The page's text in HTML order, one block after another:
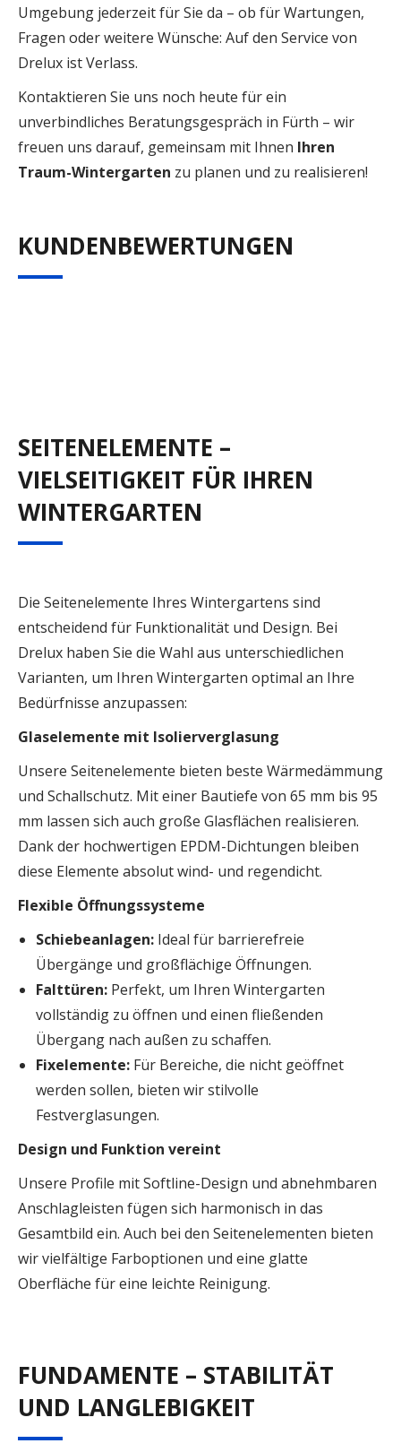
Umgebung jederzeit für Sie da – ob für Wartungen,
Fragen oder weitere Wünsche: Auf den Service von
Drelux ist Verlass.
Kontaktieren Sie uns noch heute für ein
unverbindliches Beratungsgespräch in Fürth – wir
freuen uns darauf, gemeinsam mit Ihnen Ihren
Traum-Wintergarten zu planen und zu realisieren!
KUNDENBEWERTUNGEN
SEITENELEMENTE –
VIELSEITIGKEIT FÜR IHREN
WINTERGARTEN
Die Seitenelemente Ihres Wintergartens sind
entscheidend für Funktionalität und Design. Bei
Drelux haben Sie die Wahl aus unterschiedlichen
Varianten, um Ihren Wintergarten optimal an Ihre
Bedürfnisse anzupassen:
Glaselemente mit Isolierverglasung
Unsere Seitenelemente bieten beste Wärmedämmung
und Schallschutz. Mit einer Bautiefe von 65 mm bis 95
mm lassen sich auch große Glasflächen realisieren.
Dank der hochwertigen EPDM-Dichtungen bleiben
diese Elemente absolut wind- und regendicht.
Flexible Öffnungssysteme
Schiebeanlagen: Ideal für barrierefreie
Übergänge und großflächige Öffnungen.
Falttüren: Perfekt, um Ihren Wintergarten
vollständig zu öffnen und einen fließenden
Übergang nach außen zu schaffen.
Fixelemente: Für Bereiche, die nicht geöffnet
werden sollen, bieten wir stilvolle
Festverglasungen.
Design und Funktion vereint
Unsere Profile mit Softline-Design und abnehmbaren
Anschlagleisten fügen sich harmonisch in das
Gesamtbild ein. Auch bei den Seitenelementen bieten
wir vielfältige Farboptionen und eine glatte
Oberfläche für eine leichte Reinigung.
FUNDAMENTE – STABILITÄT
UND LANGLEBIGKEIT